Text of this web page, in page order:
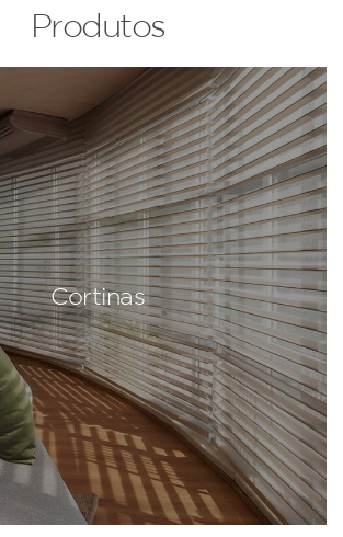
Produtos
Cortinas